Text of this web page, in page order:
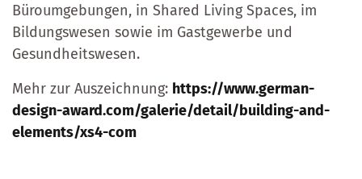
Büroumgebungen, in Shared Living Spaces, im
Bildungswesen sowie im Gastgewerbe und
Gesundheitswesen.
Mehr zur Auszeichnung: https://www.german-
design-award.com/galerie/detail/building-and-
elements/xs4-com